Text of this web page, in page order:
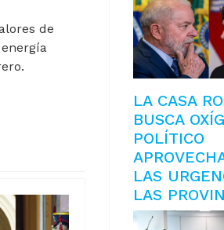
de
INTERNO A VEHÍCULOSLA CASA
BUSCA
POLÍTICO
LAS
LAS